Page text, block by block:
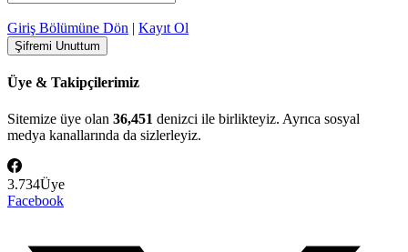
Giriş Bölümüne Dön | Kayıt Ol
Üye & Takipçilerimiz
Sitemize üye olan 36,451 denizci ile birlikteyiz. Ayrıca sosyal
medya kanallarında da sizlerleyiz.
3.734Üye
Facebook